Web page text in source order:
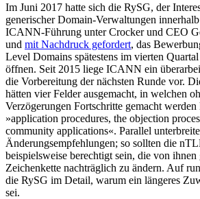
Im Juni 2017 hatte sich die RySG, der
generischer Domain-Verwaltungen
ICANN-Führung unter Crocker und CEO
und mit Nachdruck gefordert, das
Level Domains spätestens im vierten
öffnen. Seit 2015 liege ICANN ein
die Vorbereitung der nächsten Runde vor.
hätten vier Felder ausgemacht, in welchen
Verzögerungen Fortschritte gemacht
»application procedures, the objection
community applications«. Parallel
Änderungsempfehlungen; so sollten die
beispielsweise berechtigt sein, die von ihnen
Zeichenkette nachträglich zu ändern. Auf
die RySG im Detail, warum ein längeres
sei.